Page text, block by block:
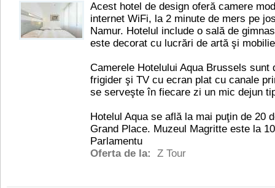
Acest hotel de design oferă camere
internet WiFi, la 2 minute de mers pe
Namur. Hotelul include o sală de
este decorat cu lucrări de artă şi
Camerele Hotelului Aqua Brussels sunt
frigider şi TV cu ecran plat cu canale
se serveşte în fiecare zi un mic dejun
Hotelul Aqua se află la mai puţin de 20
Grand Place. Muzeul Magritte este la
Parlamentu
Oferta de la:
Z Tour